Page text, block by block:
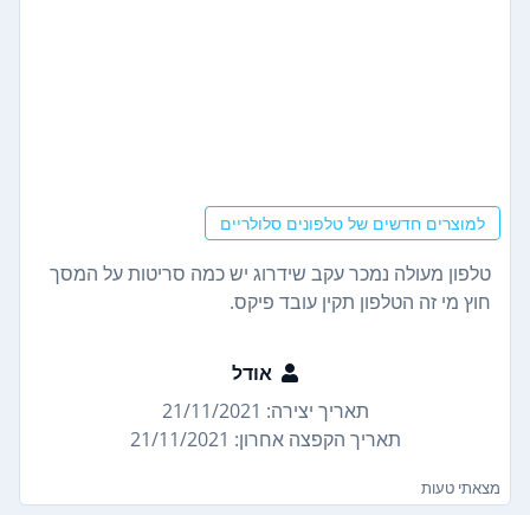
למוצרים חדשים של טלפונים סלולריים
טלפון מעולה נמכר עקב שידרוג יש כמה סריטות על המסך
חוץ מי זה הטלפון תקין עובד פיקס.
אודל
תאריך יצירה: 21/11/2021
תאריך הקפצה אחרון: 21/11/2021
מצאתי טעות